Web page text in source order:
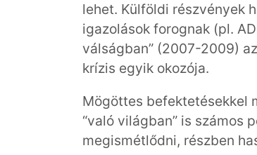
lehet. Külföldi részvények
igazolások forognak (pl.
válságban” (2007-2009)
krízis egyik okozója.
Mögöttes befektetésekkel
“való világban” is számos
megismétlődni, részben